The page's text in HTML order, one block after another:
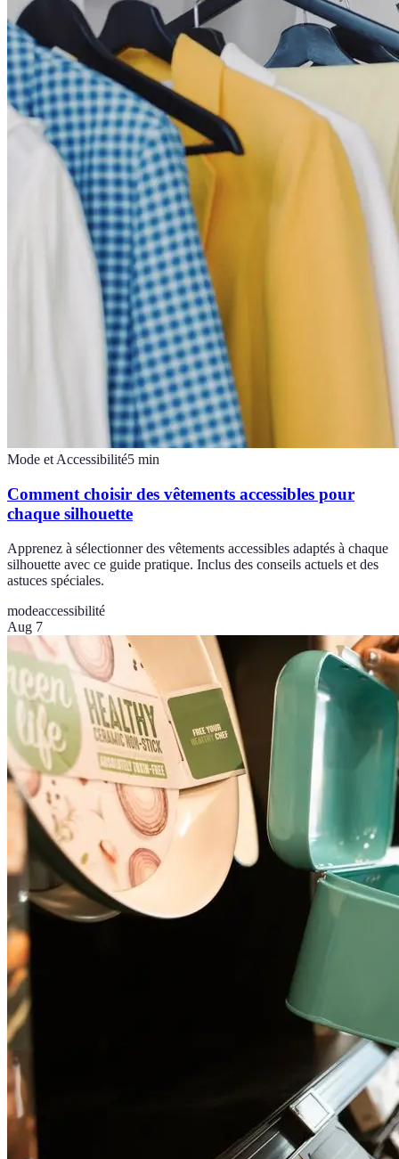
Mode et Accessibilité5 min
Comment choisir des vêtements accessibles pour
chaque silhouette
Apprenez à sélectionner des vêtements accessibles adaptés à chaque
silhouette avec ce guide pratique. Inclus des conseils actuels et des
astuces spéciales.
modeaccessibilité
Aug 7